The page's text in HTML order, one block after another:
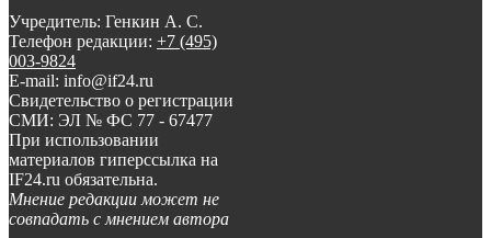
Учредитель: Генкин А. С.
Телефон редакции: +7 (495)
003-9824
E-mail: info@if24.ru
Свидетельство о регистрации
СМИ: ЭЛ № ФС 77 - 67477
При использовании
материалов гиперссылка на
IF24.ru обязательна.
Мнение редакции может не
совпадать с мнением автора